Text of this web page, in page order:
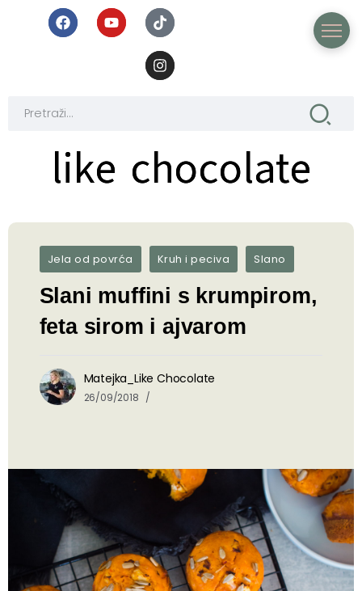
like chocolate
like chocolate
Jela od povrća Kruh i peciva Slano
Slani muffini s krumpirom,
feta sirom i ajvarom
Matejka_Like Chocolate
26/09/2018